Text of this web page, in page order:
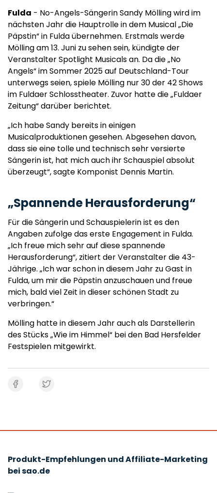
Fulda - No-Angels-Sängerin Sandy Mölling wird im
nächsten Jahr die Hauptrolle in dem Musical „Die
Päpstin“ in Fulda übernehmen. Erstmals werde
Mölling am 13. Juni zu sehen sein, kündigte der
Veranstalter Spotlight Musicals an. Da die „No
Angels“ im Sommer 2025 auf Deutschland-Tour
unterwegs seien, spiele Mölling nur 30 der 42 Shows
im Fuldaer Schlosstheater. Zuvor hatte die „Fuldaer
Zeitung“ darüber berichtet.
„Ich habe Sandy bereits in einigen
Musicalproduktionen gesehen. Abgesehen davon,
dass sie eine tolle und technisch sehr versierte
Sängerin ist, hat mich auch ihr Schauspiel absolut
überzeugt“, sagte Komponist Dennis Martin.
„Spannende Herausforderung“
Für die Sängerin und Schauspielerin ist es den
Angaben zufolge das erste Engagement in Fulda.
„Ich freue mich sehr auf diese spannende
Herausforderung“, zitiert der Veranstalter die 43-
Jährige. „Ich war schon in diesem Jahr zu Gast in
Fulda, um mir die Päpstin anzuschauen und freue
mich, bald viel Zeit in dieser schönen Stadt zu
verbringen.“
Mölling hatte in diesem Jahr auch als Darstellerin
des Stücks „Wie im Himmel“ bei den Bad Hersfelder
Festspielen mitgewirkt.
Produkt-Empfehlungen und Affiliate-Marketing
bei sao.de